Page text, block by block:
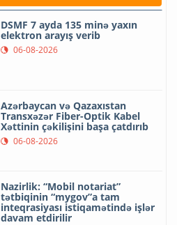
DSMF 7 ayda 135 minə yaxın
elektron arayış verib
06-08-2026
Azərbaycan və Qazaxıstan
Transxəzər Fiber-Optik Kabel
Xəttinin çəkilişini başa çatdırıb
06-08-2026
Nazirlik: “Mobil notariat”
tətbiqinin “mygov”a tam
inteqrasiyası istiqamətində işlər
davam etdirilir